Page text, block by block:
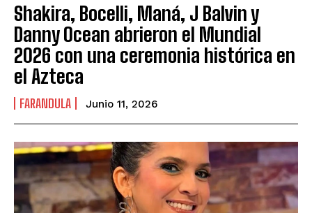
Shakira, Bocelli, Maná, J Balvin y
Danny Ocean abrieron el Mundial
2026 con una ceremonia histórica en
el Azteca
FARANDULA Junio 11, 2026